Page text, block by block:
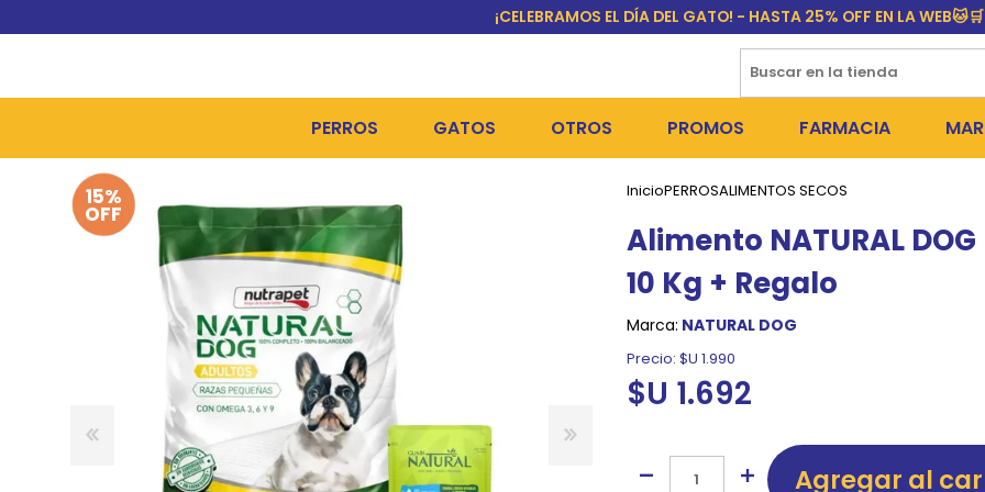
¡CELEBRAMOS EL DÍA DEL GATO! - HASTA 25% OFF EN LA WEB🐱🛒
PERROS
ALIMENTOS SECOS
ALIMENTOS HÚMEDOS Y SNACKS
HIGIENE, PELUQUERÍA Y COSMÉTICA
CAMAS Y CASETAS
BOLSOS Y TRANSPORTADORAS
BOLSAS PARA MATERIA
COLLARES, ARNESES Y CORREAS
GATOS
ALIMENTOS HÚMEDOS Y SNACKS
COMEDEROS Y BEBEDEROS
JUGUETES Y RASCADORES
COLLARES Y ACCESORIOS
OTROS PROMOS
PERROS
GATOS
FARMACIA
PULGUICIDAS Y
COLLARES ISABELINOS Y
15%
OFF
InicioPERROSALIMENTOS SECOS
Alimento NATURAL
10 Kg + Regalo
Marca: NATURAL DOG
Precio: $U 1.990
$U 1.692
Agregar al